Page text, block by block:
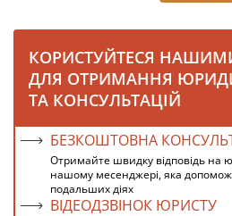
КОРИСТУЙТЕСЯ
ДЛЯ ОТРИМАННЯ
ТА КОНСУЛЬТАЦІЙ
БЕЗКОШТОВНА
Отримайте швидку відповідь на
нашому месенджері, яка
подальших діях
ВІДЕОДЗВІНОК ЮРИСТУ